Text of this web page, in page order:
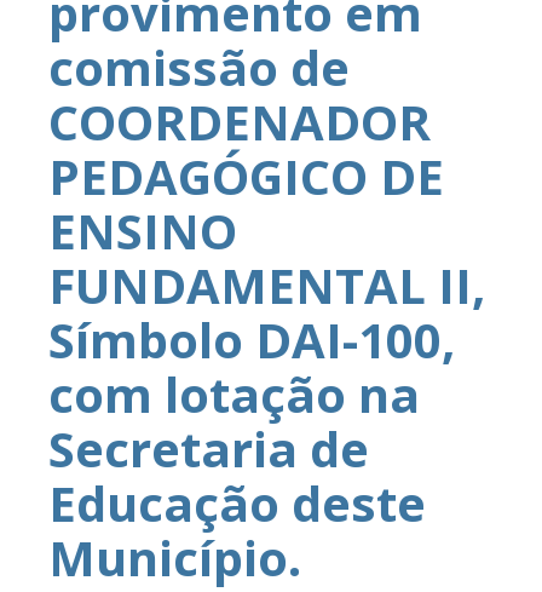
comissão de
COORDENADOR
PEDAGÓGICO DE
ENSINO
FUNDAMENTAL II,
Símbolo DAI-100,
com lotação na
Secretaria de
Educação deste
Município.